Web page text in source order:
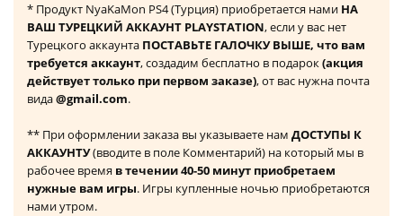
* Продукт NyaKaMon PS4 (Турция) приобретается нами НА
ВАШ ТУРЕЦКИЙ АККАУНТ PLAYSTATION, если у вас нет
Турецкого аккаунта ПОСТАВЬТЕ ГАЛОЧКУ ВЫШЕ, что вам
требуется аккаунт, создадим бесплатно в подарок(акция
действует только при первом заказе), от вас нужна почта
вида@gmail.com.
** При оформлении заказа вы указываете нам ДОСТУПЫ К
АККАУНТУ(вводите в поле Комментарий) на который мы в
рабочее время в течении 40-50 минут приобретаем
нужные вам игры. Игры купленные ночью приобретаются
нами утром.